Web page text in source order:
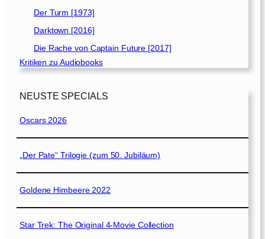
Der Turm [1973]
Darktown [2016]
Die Rache von Captain Future [2017]
Kritiken zu Audiobooks
NEUSTE SPECIALS
Oscars 2026
„Der Pate“ Trilogie (zum 50. Jubiläum)
Goldene Himbeere 2022
Star Trek: The Original 4-Movie Collection